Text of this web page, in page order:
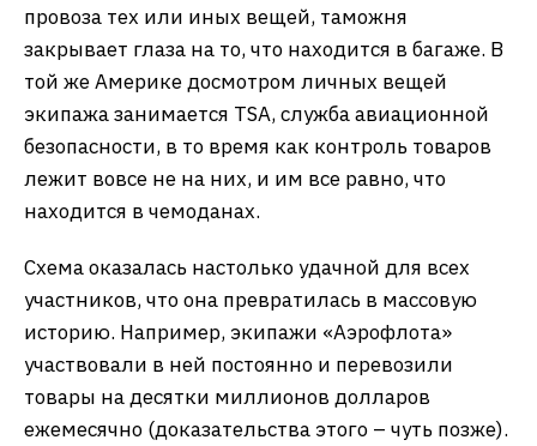
провоза тех или иных вещей, таможня
закрывает глаза на то, что находится в багаже. В
той же Америке досмотром личных вещей
экипажа занимается TSA, служба авиационной
безопасности, в то время как контроль товаров
лежит вовсе не на них, и им все равно, что
находится в чемоданах.
Схема оказалась настолько удачной для всех
участников, что она превратилась в массовую
историю. Например, экипажи «Аэрофлота»
участвовали в ней постоянно и перевозили
товары на десятки миллионов долларов
ежемесячно (доказательства этого – чуть позже).